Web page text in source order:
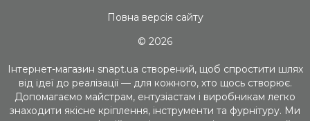
Повна версія сайту
© 2026
Інтернет-магазин snapt.ua створений, щоб спростити шлях
від ідеї до реалізації — для кожного, хто щось створює.
Допомагаємо майстрам, ентузіастам і виробникам легко
знаходити якісне кріплення, інструменти та фурнітуру. Ми